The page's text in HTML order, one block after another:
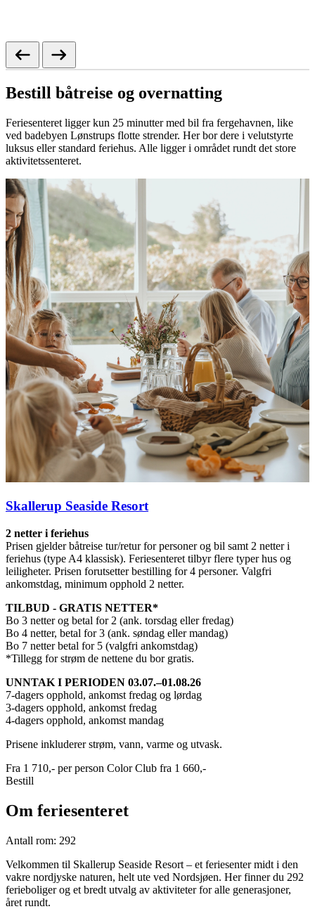
Bestill båtreise og overnatting
Feriesenteret ligger kun 25 minutter med bil fra fergehavnen, like
ved badebyen Lønstrups flotte strender. Her bor dere i velutstyrte
luksus eller standard feriehus. Alle ligger i området rundt det store
aktivitetssenteret.
Skallerup Seaside Resort
2 netter i feriehus
Prisen gjelder båtreise tur/retur for personer og bil samt 2 netter i
feriehus (type A4 klassisk). Feriesenteret tilbyr flere typer hus og
leiligheter. Prisen forutsetter bestilling for 4 personer. Valgfri
ankomstdag, minimum opphold 2 netter.
TILBUD - GRATIS NETTER*
Bo 3 netter og betal for 2 (ank. torsdag eller fredag)
Bo 4 netter, betal for 3 (ank. søndag eller mandag)
Bo 7 netter betal for 5 (valgfri ankomstdag)
*Tillegg for strøm de nettene du bor gratis.
UNNTAK I PERIODEN 03.07.–01.08.26
7-dagers opphold, ankomst fredag og lørdag
3-dagers opphold, ankomst fredag
4-dagers opphold, ankomst mandag
Prisene inkluderer strøm, vann, varme og utvask.
Fra 1 710,- per person Color Club fra 1 660,-
Bestill
Om feriesenteret
Antall rom: 292
Velkommen til Skallerup Seaside Resort – et feriesenter midt i den
vakre nordjyske naturen, helt ute ved Nordsjøen. Her finner du 292
ferieboliger og et bredt utvalg av aktiviteter for alle generasjoner,
året rundt.